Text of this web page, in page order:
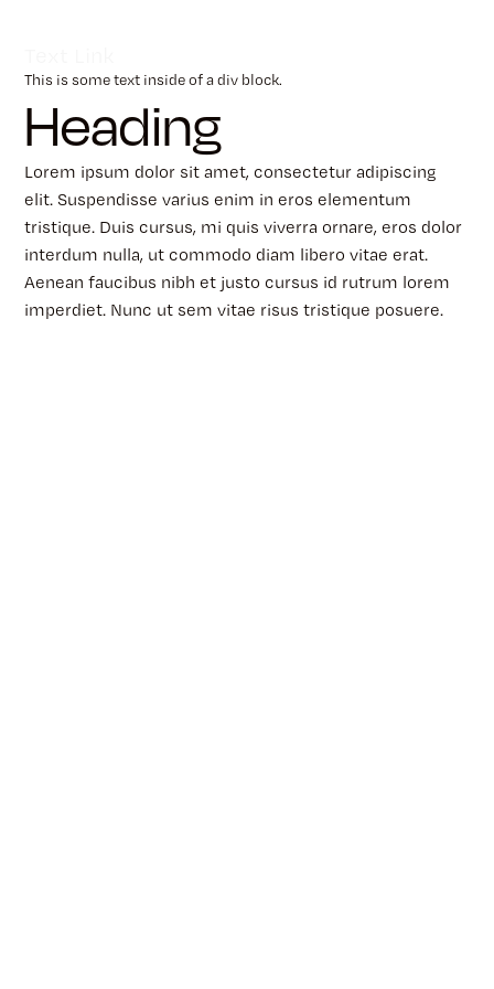
This is some text inside of a div block.
Heading
Lorem ipsum dolor sit amet, consectetur adipiscing
elit. Suspendisse varius enim in eros elementum
tristique. Duis cursus, mi quis viverra ornare, eros dolor
interdum nulla, ut commodo diam libero vitae erat.
Aenean faucibus nibh et justo cursus id rutrum lorem
imperdiet. Nunc ut sem vitae risus tristique posuere.